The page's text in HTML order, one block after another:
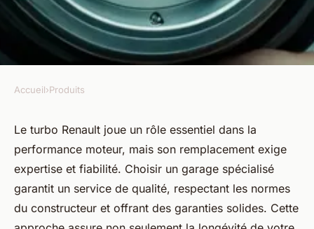
Remplacement turbo renault :
optez pour la confiance et la
qualité
Célia•26 juillet 2025 •5 min de lecture
Accueil›Produits
Le turbo Renault joue un rôle essentiel dans la
performance moteur, mais son remplacement exige
expertise et fiabilité. Choisir un garage spécialisé
garantit un service de qualité, respectant les normes
du constructeur et offrant des garanties solides. Cette